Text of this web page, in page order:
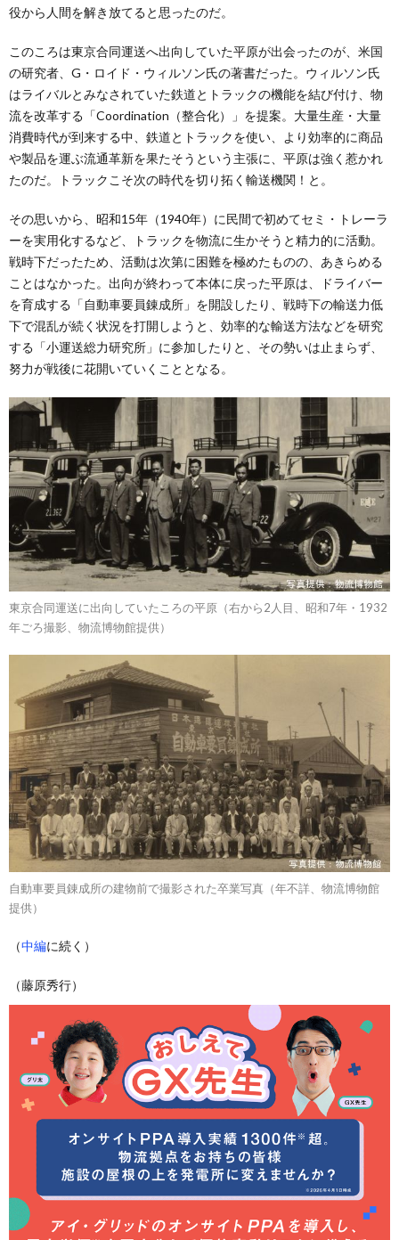
役から人間を解き放てると思ったのだ。
このころは東京合同運送へ出向していた平原が出会ったのが、米国
の研究者、G・ロイド・ウィルソン氏の著書だった。ウィルソン氏
はライバルとみなされていた鉄道とトラックの機能を結び付け、物
流を改革する「Coordination（整合化）」を提案。大量生産・大量
消費時代が到来する中、鉄道とトラックを使い、より効率的に商品
や製品を運ぶ流通革新を果たそうという主張に、平原は強く惹かれ
たのだ。トラックこそ次の時代を切り拓く輸送機関！と。
その思いから、昭和15年（1940年）に民間で初めてセミ・トレーラ
ーを実用化するなど、トラックを物流に生かそうと精力的に活動。
戦時下だったため、活動は次第に困難を極めたものの、あきらめる
ことはなかった。出向が終わって本体に戻った平原は、ドライバー
を育成する「自動車要員錬成所」を開設したり、戦時下の輸送力低
下で混乱が続く状況を打開しようと、効率的な輸送方法などを研究
する「小運送総力研究所」に参加したりと、その勢いは止まらず、
努力が戦後に花開いていくこととなる。
東京合同運送に出向していたころの平原（右から2人目、昭和7年・1932
年ごろ撮影、物流博物館提供）
自動車要員錬成所の建物前で撮影された卒業写真（年不詳、物流博物館
提供）
（中編に続く）
（藤原秀行）